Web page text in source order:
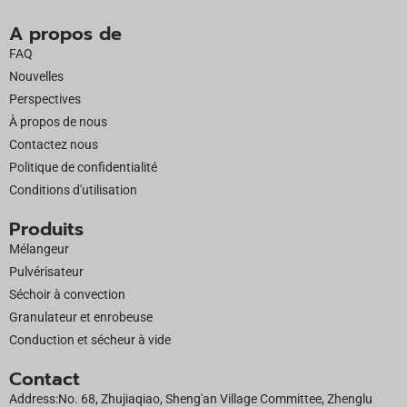
e
b
o
o
k
w
e
r
A propos de
FAQ
Nouvelles
Perspectives
À propos de nous
Contactez nous
Politique de confidentialité
Conditions d'utilisation
Produits
Mélangeur
Pulvérisateur
Séchoir à convection
Granulateur et enrobeuse
Conduction et sécheur à vide
Contact
Address:No. 68, Zhujiaqiao, Sheng'an Village Committee, Zhenglu